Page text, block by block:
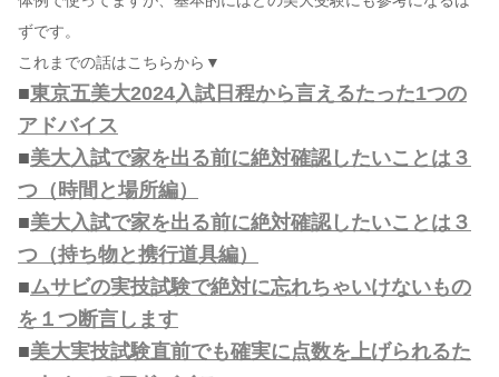
ずです。
これまでの話はこちらから▼
■東京五美大2024入試日程から言えるたった1つの
アドバイス
■美大入試で家を出る前に絶対確認したいことは３
つ（時間と場所編）
■美大入試で家を出る前に絶対確認したいことは３
つ（持ち物と携行道具編）
■ムサビの実技試験で絶対に忘れちゃいけないもの
を１つ断言します
■美大実技試験直前でも確実に点数を上げられるた